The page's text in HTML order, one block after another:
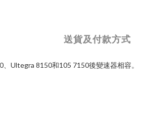
送貨及付款方式
Ultegra 8150和105 7150後變速器相容。